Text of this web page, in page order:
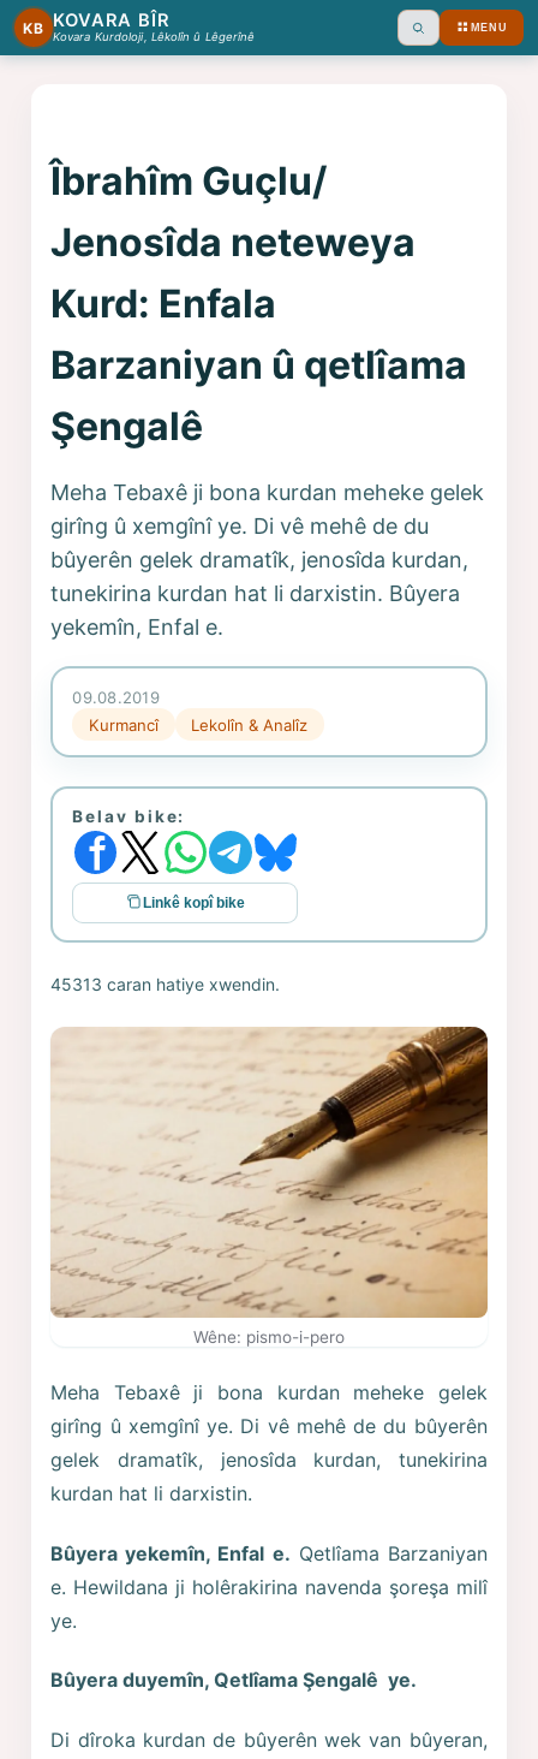
KB KOVARA BÎR
Kovara Kurdoloji, Lêkolîn û Lêgerînê Ara MENU
Îbrahîm Guçlu/
Jenosîda neteweya
Kurd: Enfala
Barzaniyan û qetlîama
Şengalê
Meha Tebaxê ji bona kurdan meheke gelek
girîng û xemgînî ye. Di vê mehê de du
bûyerên gelek dramatîk, jenosîda kurdan,
tunekirina kurdan hat li darxistin. Bûyera
yekemîn, Enfal e.
09.08.2019
Kurmancî
Lekolîn & Analîz
Belav bike:
Linkê kopî bike
45313 caran hatiye xwendin.
Wêne: pismo-i-pero
Meha Tebaxê ji bona kurdan meheke gelek
girîng û xemgînî ye. Di vê mehê de du bûyerên
gelek dramatîk, jenosîda kurdan, tunekirina
kurdan hat li darxistin.
Bûyera yekemîn, Enfal e. Qetlîama Barzaniyan
e. Hewildana ji holêrakirina navenda şoreşa milî
ye.
Bûyera duyemîn, Qetlîama Şengalê ye.
Di dîroka kurdan de bûyerên wek van bûyeran,